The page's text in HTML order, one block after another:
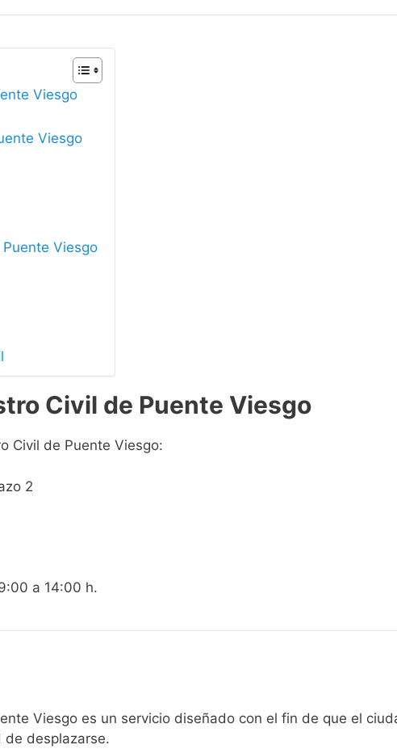
Viesgo
Viesgo
Viesgo
Civil de Puente Viesgo
Civil de Puente Viesgo:
2
a 14:00 h.
Viesgo es un servicio diseñado con el fin de que el
de desplazarse.​